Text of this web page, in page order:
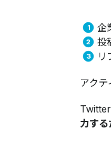
企
投
リ
アクテ
力す